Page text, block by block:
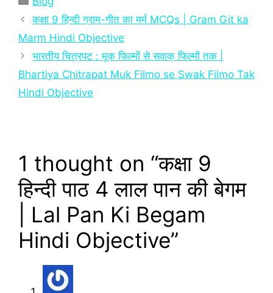
कक्षा 9 हिन्‍दी ग्राम-गीत का मर्म MCQs | Gram Git ka
Marm Hindi Objective
भारतीय चित्रपट : मूक फिल्मों से सवाक् फिल्मों तक |
Bhartiya Chitrapat Muk Filmo se Swak Filmo Tak
Hindi Objective
1 thought on “कक्षा 9
हिन्‍दी पाठ 4 लाल पान की बेगम
| Lal Pan Ki Begam
Hindi Objective”